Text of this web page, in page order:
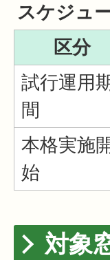
スケジュ
区分
試行運用
間
本格実施
始
対象